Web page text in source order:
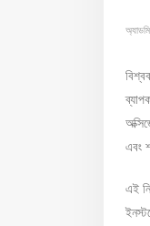
এবং
এই